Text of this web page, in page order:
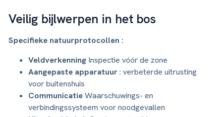
Veilig bijlwerpen in het bos
Specifieke natuurprotocollen :
Veldverkenning Inspectie vóór de zone
Aangepaste apparatuur: verbeterde uitrusting
voor buitenshuis
CommunicatieWaarschuwings- en
verbindingssysteem voor noodgevallen